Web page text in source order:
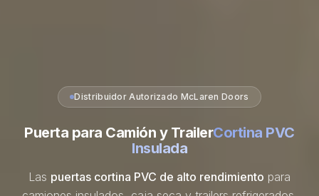
Distribuidor Autorizado McLaren Doors
Puerta para Camión y TrailerCortina PVC
Insulada
Las puertas cortina PVC de alto rendimiento para